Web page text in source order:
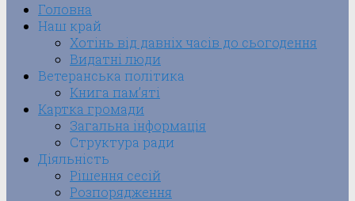
Головна
Наш край
Хотінь від давніх часів до сьогодення
Видатні люди
Ветеранська політика
Книга пам’яті
Картка громади
Загальна інформація
Структура ради
Діяльність
Рішення сесій
Розпорядження